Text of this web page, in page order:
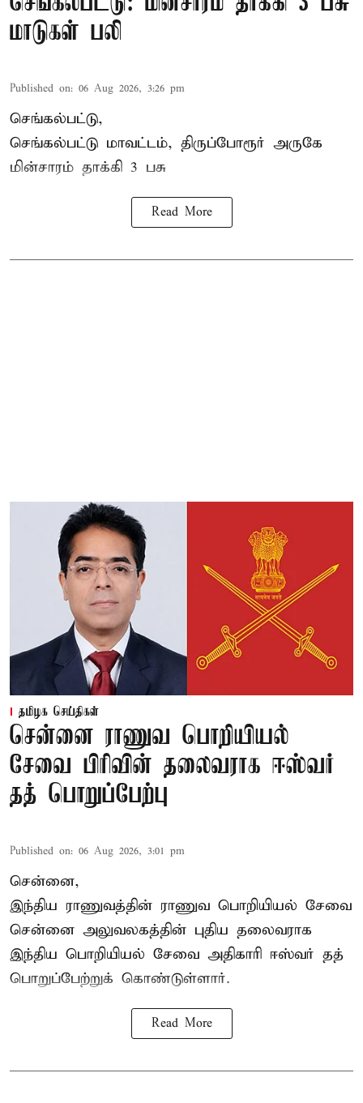
மாடுகள் பலி
Published on: 06 Aug 2026, 3:26 pm
செங்கல்பட்டு,
செங்கல்பட்டு மாவட்டம், திருப்போரூர் அருகே
மின்சாரம் தாக்கி 3 பசு
Read More
தமிழக செய்திகள்
சென்னை ராணுவ பொறியியல்
சேவை பிரிவின் தலைவராக ஈஸ்வர்
தத் பொறுப்பேற்பு
Published on: 06 Aug 2026, 3:01 pm
சென்னை,
இந்திய ராணுவத்தின் ராணுவ பொறியியல் சேவை
சென்னை அலுவலகத்தின் புதிய தலைவராக
இந்திய பொறியியல் சேவை அதிகாரி ஈஸ்வர் தத்
பொறுப்பேற்றுக் கொண்டுள்ளார்.
Read More